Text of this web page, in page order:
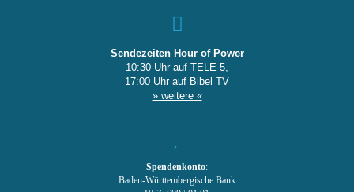
Sendezeiten Hour of Power
10:30 Uhr auf TELE 5,
17:00 Uhr auf Bibel TV
» weitere «
Spendenkonto:
Baden-Württembergische Bank